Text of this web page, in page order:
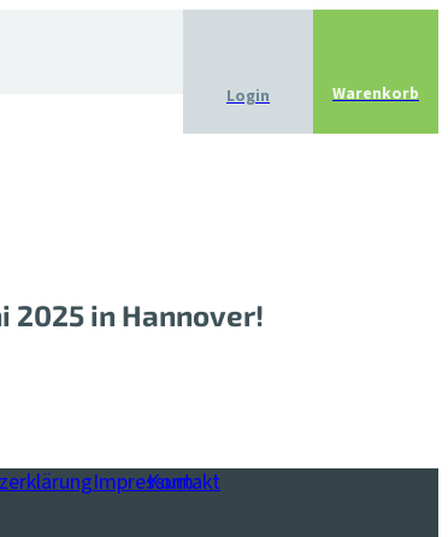
Login Warenkorb
2025 in Hannover!
Impressum
Kontakt